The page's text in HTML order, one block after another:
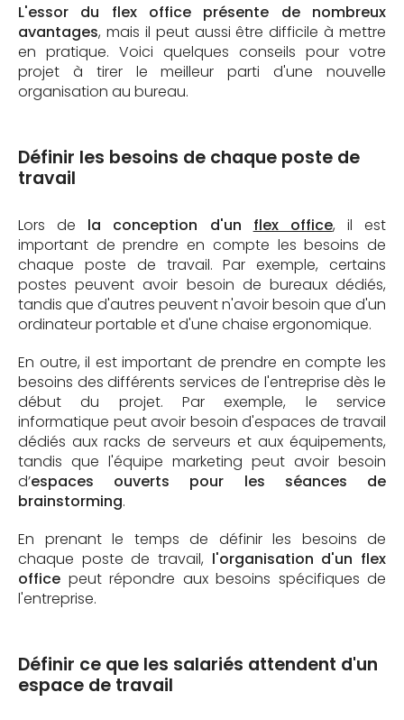
L'essor du flex office présente de nombreux
avantages, mais il peut aussi être difficile à mettre
en pratique. Voici quelques conseils pour votre
projet à tirer le meilleur parti d'une nouvelle
organisation au bureau.
Définir les besoins de chaque poste de
travail
Lors de la conception d'un flex office, il est
important de prendre en compte les besoins de
chaque poste de travail. Par exemple, certains
postes peuvent avoir besoin de bureaux dédiés,
tandis que d'autres peuvent n'avoir besoin que d'un
ordinateur portable et d'une chaise ergonomique.
En outre, il est important de prendre en compte les
besoins des différents services de l'entreprise dès le
début du projet. Par exemple, le service
informatique peut avoir besoin d'espaces de travail
dédiés aux racks de serveurs et aux équipements,
tandis que l'équipe marketing peut avoir besoin
d’espaces ouverts pour les séances de
brainstorming.
En prenant le temps de définir les besoins de
chaque poste de travail, l'organisation d'un flex
office peut répondre aux besoins spécifiques de
l'entreprise.
Définir ce que les salariés attendent d'un
espace de travail